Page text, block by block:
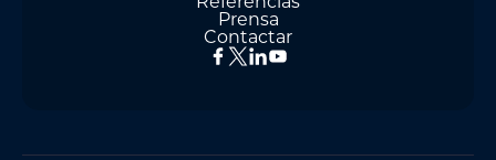
Prensa
Contactar